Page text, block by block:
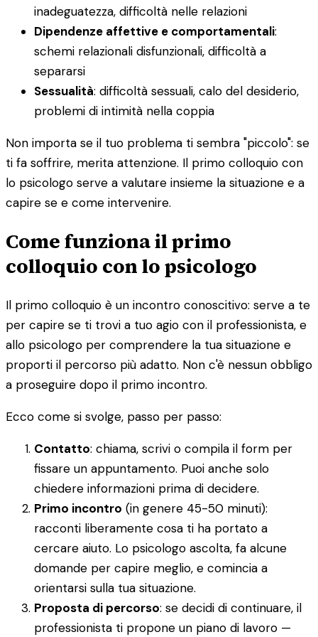
inadeguatezza, difficoltà nelle relazioni
Dipendenze affettive e comportamentali:
schemi relazionali disfunzionali, difficoltà a
separarsi
Sessualità: difficoltà sessuali, calo del desiderio,
problemi di intimità nella coppia
Non importa se il tuo problema ti sembra "piccolo": se
ti fa soffrire, merita attenzione. Il primo colloquio con
lo psicologo serve a valutare insieme la situazione e a
capire se e come intervenire.
Come funziona il primo
colloquio con lo psicologo
Il primo colloquio è un incontro conoscitivo: serve a te
per capire se ti trovi a tuo agio con il professionista, e
allo psicologo per comprendere la tua situazione e
proporti il percorso più adatto. Non c'è nessun obbligo
a proseguire dopo il primo incontro.
Ecco come si svolge, passo per passo:
Contatto: chiama, scrivi o compila il form per
fissare un appuntamento. Puoi anche solo
chiedere informazioni prima di decidere.
Primo incontro (in genere 45-50 minuti):
racconti liberamente cosa ti ha portato a
cercare aiuto. Lo psicologo ascolta, fa alcune
domande per capire meglio, e comincia a
orientarsi sulla tua situazione.
Proposta di percorso: se decidi di continuare, il
professionista ti propone un piano di lavoro —